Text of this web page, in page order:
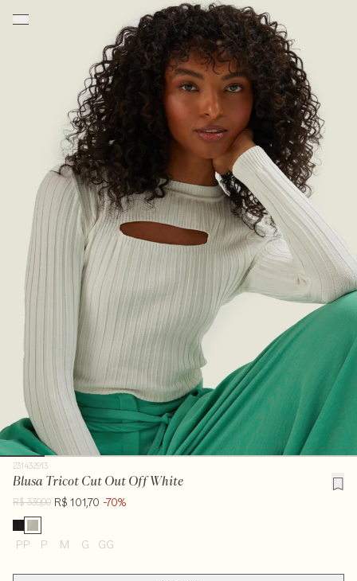
231432913
Blusa Tricot Cut Out Off White
R$ 339,00 R$ 101,70 -70%
PP P M G GG